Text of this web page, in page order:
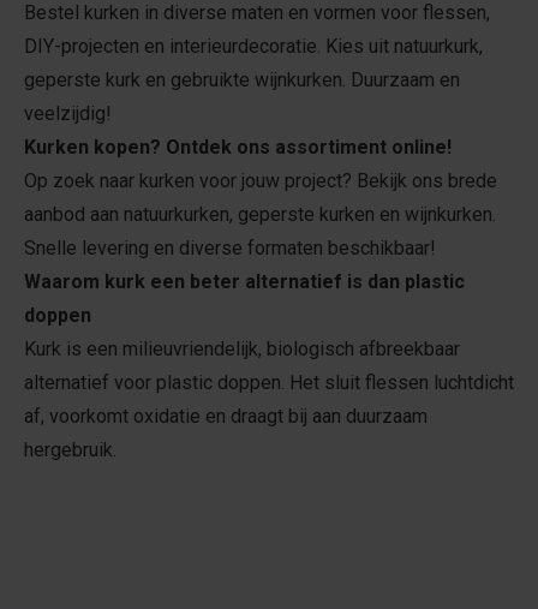
Bestel kurken in diverse maten en vormen voor flessen,
DIY-projecten en interieurdecoratie. Kies uit natuurkurk,
geperste kurk en gebruikte wijnkurken. Duurzaam en
veelzijdig!
Kurken kopen? Ontdek ons assortiment online!
Op zoek naar kurken voor jouw project? Bekijk ons brede
aanbod aan natuurkurken, geperste kurken en wijnkurken.
Snelle levering en diverse formaten beschikbaar!
Waarom kurk een beter alternatief is dan plastic
doppen
Kurk is een milieuvriendelijk, biologisch afbreekbaar
alternatief voor plastic doppen. Het sluit flessen luchtdicht
af, voorkomt oxidatie en draagt bij aan duurzaam
hergebruik.